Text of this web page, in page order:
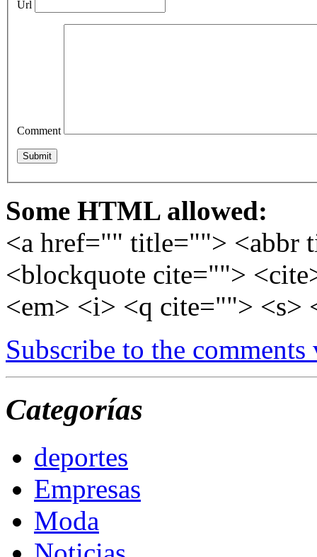
Url
Comment
Some HTML allowed:
<a href="" title=""> <abbr
<blockquote cite="">
<em> <i> <q cite=""> <s>
Subscribe to the comments
Categorías
deportes
Empresas
Moda